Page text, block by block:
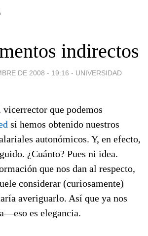
indirectos
DE 2008 - 19:16 - UNIVERSIDAD
que podemos
si hemos obtenido nuestros
autonómicos. Y, en efecto,
¿Cuánto? Pues ni idea.
que nos dan al respecto,
considerar (curiosamente)
averiguarlo. Así que ya nos
es elegancia.